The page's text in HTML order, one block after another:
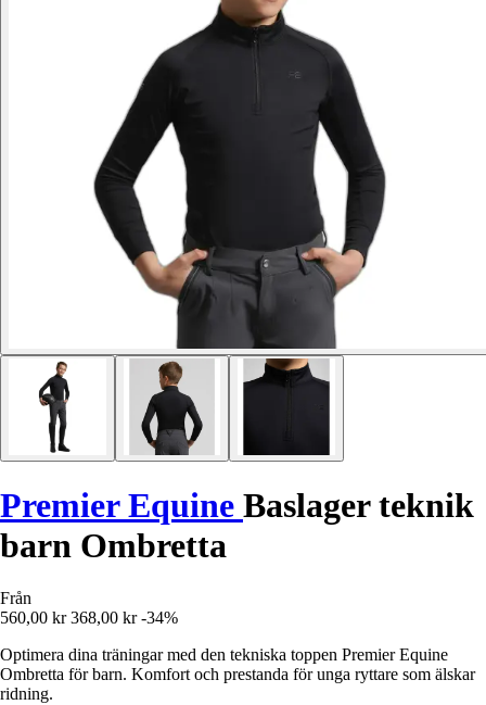
Premier Equine Baslager teknik
barn Ombretta
Från
560,00 kr 368,00 kr -34%
Optimera dina träningar med den tekniska toppen Premier Equine
Ombretta för barn. Komfort och prestanda för unga ryttare som älskar
ridning.